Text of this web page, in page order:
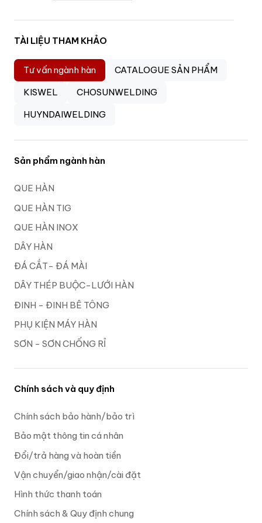
TÀI LIỆU THAM KHẢO
Tư vấn ngành hàn
CATALOGUE SẢN PHẨM
KISWEL
CHOSUNWELDING
HUYNDAIWELDING
Sản phẩm ngành hàn
QUE HÀN
QUE HÀN TIG
QUE HÀN INOX
DÂY HÀN
ĐÁ CẮT- ĐÁ MÀI
DÂY THÉP BUỘC-LƯỚI HÀN
ĐINH - ĐINH BÊ TÔNG
PHỤ KIỆN MÁY HÀN
SƠN - SƠN CHỐNG RỈ
Chính sách và quy định
Chính sách bảo hành/bảo trì
Bảo mật thông tin cá nhân
Đổi/trả hàng và hoàn tiền
Vận chuyển/giao nhận/cài đặt
Hình thức thanh toán
Chính sách & Quy định chung